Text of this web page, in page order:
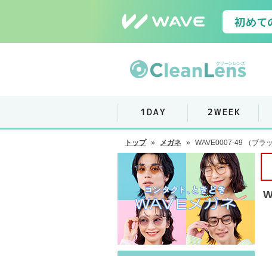
トップ » メガネ » WAVE0007-49 （ブラッ